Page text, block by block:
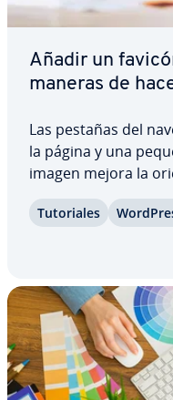
Añadir un
maneras de
Las pestañas del
la página y una
imagen mejora la
usuario. Hay tres
Tu­to­ria­les